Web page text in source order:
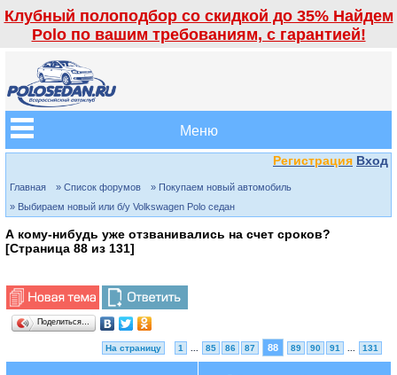
Клубный полоподбор со скидкой до 35% Найдем
Polo по вашим требованиям, с гарантией!
Меню
Регистрация Вход
Главная » Список форумов
» Покупаем новый автомобиль
» Выбираем новый или б/у Volkswagen Polo седан
А кому-нибудь уже отзванивались на счет сроков?
[Страница 88 из 131]
Поделиться…
На страницу 1 85 86 87 88 89 90 91 131